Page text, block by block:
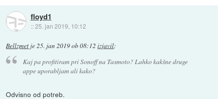
floyd1
::25. jan 2019, 10:12
Bellzmet je25. jan 2019 ob 08:12 izjavil:
Kaj pa profitiram pri Sonoff na Tasmoto? Lahko kakšne druge
appe uporabljam ali kako?
Odvisno od potreb.